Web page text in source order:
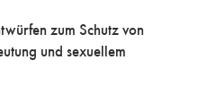
zum Schutz von
und sexuellem